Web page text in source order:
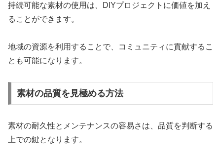
持続可能な素材の使用は、DIYプロジェクトに価値を加え
ることができます。
地域の資源を利用することで、コミュニティに貢献するこ
とも可能になります。
素材の品質を見極める方法
素材の耐久性とメンテナンスの容易さは、品質を判断する
上での鍵となります。